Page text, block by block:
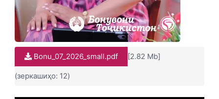
Bonu_07_2026_small.pdf [2.82 Mb]
(зеркашиҳо: 12)